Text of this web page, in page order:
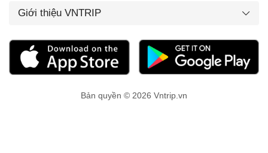
Giới thiệu VNTRIP
Bản quyền © 2026 Vntrip.vn